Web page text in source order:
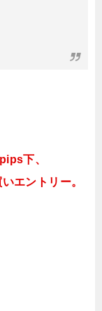
下、
エントリー。